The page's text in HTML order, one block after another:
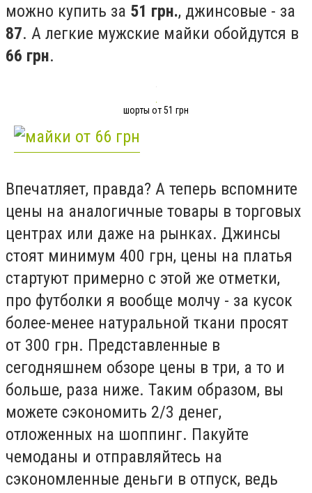
можно купить за 51 грн., джинсовые - за
87. А легкие мужские майки обойдутся в
66 грн.
шорты от 51 грн
Впечатляет, правда? А теперь вспомните
цены на аналогичные товары в торговых
центрах или даже на рынках. Джинсы
стоят минимум 400 грн, цены на платья
стартуют примерно с этой же отметки,
про футболки я вообще молчу - за кусок
более-менее натуральной ткани просят
от 300 грн. Представленные в
сегодняшнем обзоре цены в три, а то и
больше, раза ниже. Таким образом, вы
можете сэкономить 2/3 денег,
отложенных на шоппинг. Пакуйте
чемоданы и отправляйтесь на
сэкономленные деньги в отпуск, ведь